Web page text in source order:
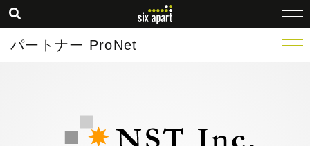
パートナー ProNet